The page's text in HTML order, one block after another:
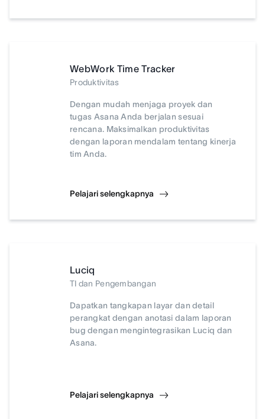
WebWork Time Tracker
Produktivitas
Dengan mudah menjaga proyek dan
tugas Asana Anda berjalan sesuai
rencana. Maksimalkan produktivitas
dengan laporan mendalam tentang kinerja
tim Anda.
Pelajari selengkapnya
Luciq
TI dan Pengembangan
Dapatkan tangkapan layar dan detail
perangkat dengan anotasi dalam laporan
bug dengan mengintegrasikan Luciq dan
Asana.
Pelajari selengkapnya